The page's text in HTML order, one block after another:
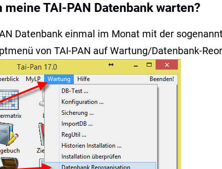
TAI-PAN Datenbank warten?
Datenbank einmal im Monat mit der
von TAI-PAN auf Wartung/Datenbank-